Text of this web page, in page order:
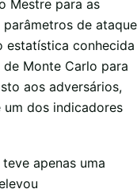
Mestre para as
de ataque
estatística conhecida
Monte Carlo para
aos adversários,
dos indicadores
apenas uma